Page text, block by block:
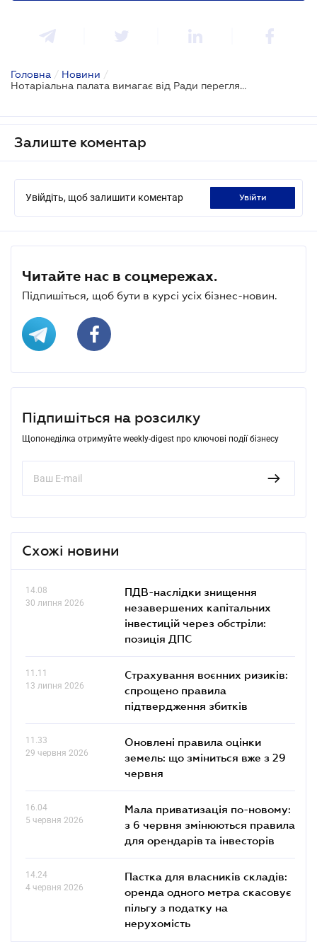
Головна / Новини /
Нотаріальна палата вимагає від Ради переглянути концепцію законопроекту про рієлторську діяльність
Залиште коментар
Увійдіть, щоб залишити коментар увійти
Читайте нас в соцмережах.
Підпишіться, щоб бути в курсі усіх бізнес-новин.
Підпишіться на розсилку
Щопонеділка отримуйте weekly-digest про ключові події бізнесу
Схожі новини
14.08
30 липня 2026
ПДВ-наслідки знищення
незавершених капітальних
інвестицій через обстріли:
позиція ДПС
11.11
13 липня 2026
Страхування воєнних ризиків:
спрощено правила
підтвердження збитків
11.33
29 червня 2026
Оновлені правила оцінки
земель: що зміниться вже з 29
червня
16.04
5 червня 2026
Мала приватизація по-новому:
з 6 червня змінюються правила
для орендарів та інвесторів
14.24
4 червня 2026
Пастка для власників складів:
оренда одного метра скасовує
пільгу з податку на
нерухомість